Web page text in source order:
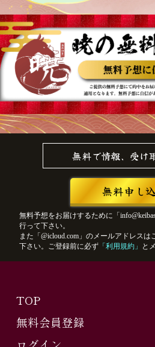
無料で情報、受け
無料申し
無料予想をお届けするために「
行って下さい。
また「@icloud.com」のメールアドレス
下さい。ご登録前に必ず 「利用規約」 と
TOP
無料会員登録